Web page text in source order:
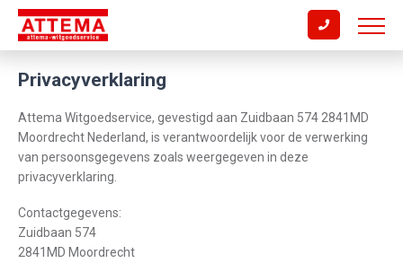
Privacyverklaring
Attema Witgoedservice, gevestigd aan Zuidbaan 574 2841MD
Moordrecht Nederland, is verantwoordelijk voor de verwerking
van persoonsgegevens zoals weergegeven in deze
privacyverklaring.
Contactgegevens:
Zuidbaan 574
2841MD Moordrecht